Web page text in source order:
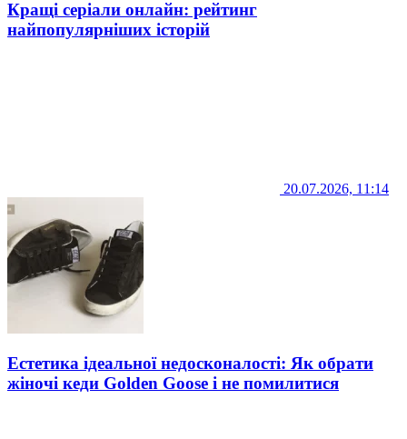
Кращі серіали онлайн: рейтинг
найпопулярніших історій
20.07.2026, 11:14
Естетика ідеальної недосконалості: Як обрати
жіночі кеди Golden Goose і не помилитися